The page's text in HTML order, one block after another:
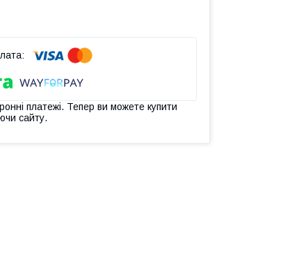
платежі. Тепер ви можете купити
сайту.